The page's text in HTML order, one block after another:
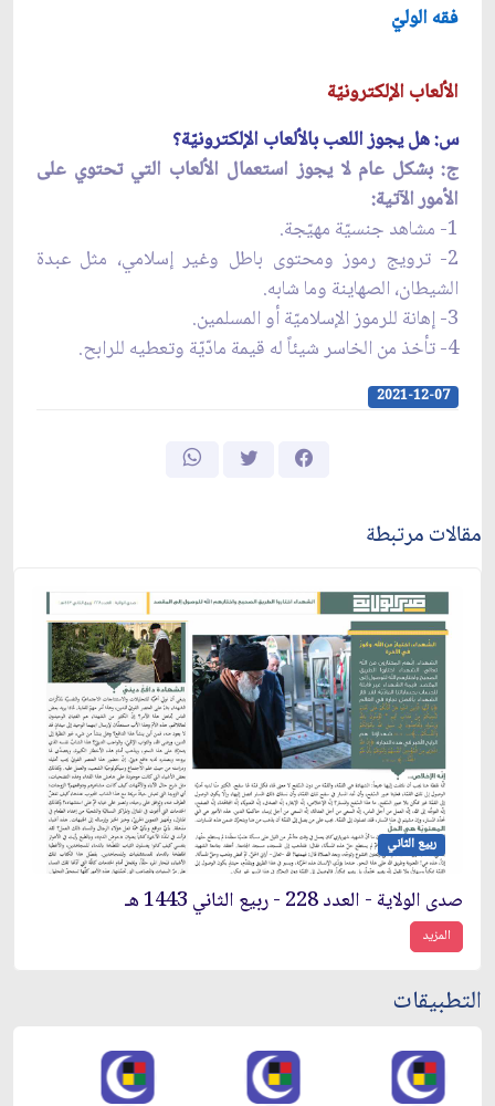
فقه الوليّ
الألعاب الإلكترونيّة
س: هل يجوز اللعب بالألعاب الإلكترونيّة؟
ج: بشكل عام لا يجوز استعمال الألعاب التي تحتوي على
الأمور الآتية:
1- مشاهد جنسيّة مهيّجة.
2- ترويج رموز ومحتوى باطل وغير إسلامي، مثل عبدة
الشيطان، الصهاینة وما شابه.
3- إهانة للرموز الإسلاميّة أو المسلمين.
4- تأخذ من الخاسر شيئاً له قيمة مادّيّة وتعطيه للرابح.
2021-12-07
مقالات مرتبطة
ربيع الثاني
صدى الولاية - العدد 228 - ربيع الثاني 1443 هـ
المزيد
التطبيقات